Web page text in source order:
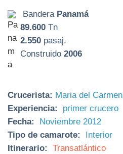
Bandera Panamá
89.600 Tn
2.550 pasaj.
Construido 2006
Crucerista: Maria del Carmen
Experiencia:
primer crucero
Fecha:
Noviembre 2012
Tipo de camarote:
Interior
Itinerario:
Transatlántico